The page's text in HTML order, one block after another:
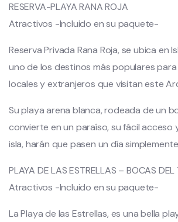
RESERVA-PLAYA RANA ROJA
Atractivos -Incluido en su paquete-
Reserva Privada Rana Roja, se ubica en
uno de los destinos más populares
locales y extranjeros que visitan este
Su playa arena blanca, rodeada de un
convierte en un paraíso, su fácil acceso
isla, harán que pasen un día
PLAYA DE LAS ESTRELLAS – BOCAS DEL
Atractivos -Incluido en su paquete-
La Playa de las Estrellas, es una bella